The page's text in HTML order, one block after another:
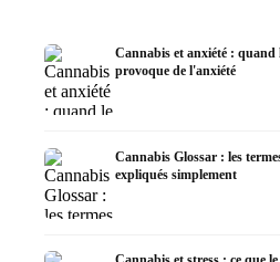
Cannabis et anxiété :
provoque de l'anxiété
Cannabis Glossar : les
expliqués simplement